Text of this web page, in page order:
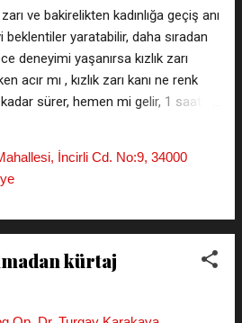
ve bakirelikten kadınlığa geçiş anı
beklentiler yaratabilir, daha sıradan
deneyimi yaşanırsa kızlık zarı
acır mı , kızlık zarı kanı ne renk
sürer, hemen mi gelir, 1 saat
başlangıcı mı , adet kanı ile kızlık
ne fark vardır? Gibi sorular akla
Listesini WhatsApp'tan isteyin
listesine kaydetmeniz gerekmez
) Kızlık Zarı Bozulması ve Kızlık
Yorumlarını Okuyun Kızlık
Yorumları Blog Siteler Birde
İncirli Cd. No:9, 34000
kürtaj